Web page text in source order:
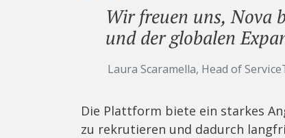
Wir freuen uns, Nova
und der globalen
Laura Scaramella, Head of
Die Plattform biete ein starkes
zu rekrutieren und dadurch